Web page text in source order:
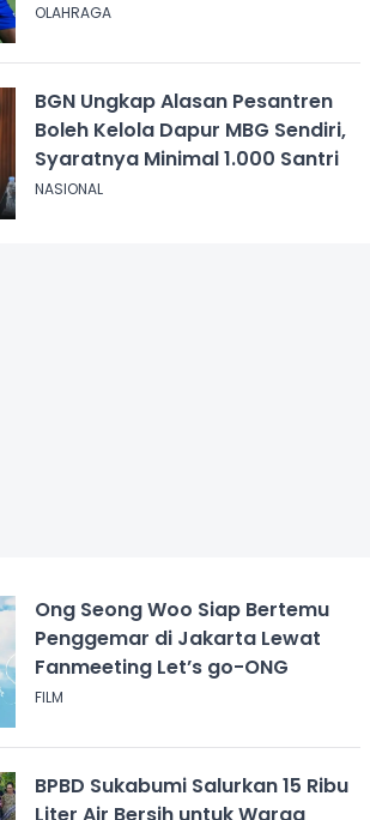
OLAHRAGA
BGN Ungkap Alasan Pesantren
Boleh Kelola Dapur MBG Sendiri,
Syaratnya Minimal 1.000 Santri
NASIONAL
Ong Seong Woo Siap Bertemu
Penggemar di Jakarta Lewat
Fanmeeting Let’s go-ONG
FILM
BPBD Sukabumi Salurkan 15 Ribu
Liter Air Bersih untuk Warga